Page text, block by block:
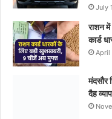
July
राशन
कार्ड
April
मंदसौर
दैह